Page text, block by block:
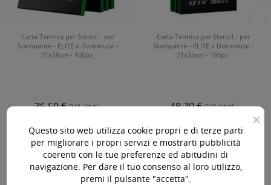
Carta Termica per Stencil - per
Stampante - ELITE x Dormouse -
21x28cm - 100pz.
36,50 €IVA Incl.
 
Carta Termica per Stencil - per
Stampante - ELITE x Dormouse -
21x35cm - 100pz.
48,70 €IVA Incl.

×
Questo sito web utilizza cookie propri e di terze parti
per migliorare i propri servizi e mostrarti pubblicità
coerenti con le tue preferenze ed abitudini di
navigazione. Per dare il tuo consenso al loro utilizzo,
premi il pulsante "accetta".